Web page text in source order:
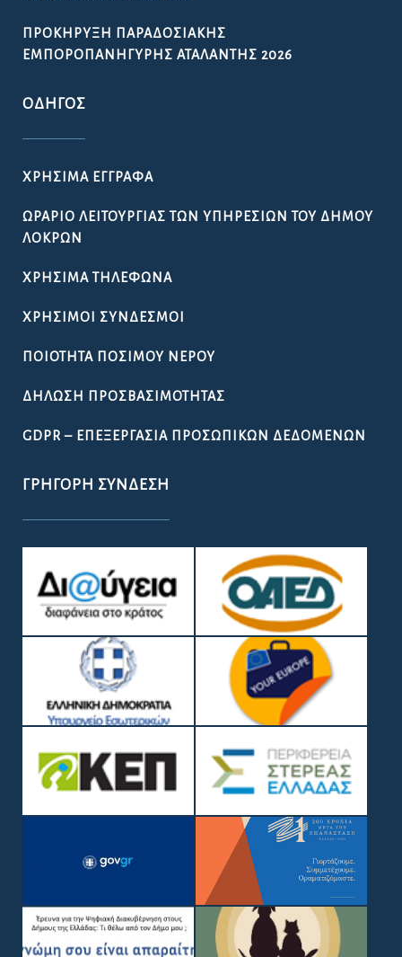
ΠΡΟΚΉΡΥΞΗ ΠΑΡΑΔΟΣΙΑΚΉΣ
ΕΜΠΟΡΟΠΑΝΉΓΥΡΗΣ ΑΤΑΛΆΝΤΗΣ 2026
ΟΔΗΓΌΣ
ΧΡΉΣΙΜΑ ΈΓΓΡΑΦΑ
ΩΡΆΡΙΟ ΛΕΙΤΟΥΡΓΊΑΣ ΤΩΝ ΥΠΗΡΕΣΙΏΝ ΤΟΥ ΔΉΜΟΥ
ΛΟΚΡΏΝ
ΧΡΉΣΙΜΑ ΤΗΛΈΦΩΝΑ
ΧΡΉΣΙΜΟΙ ΣΎΝΔΕΣΜΟΙ
ΠΟΙΌΤΗΤΑ ΠΌΣΙΜΟΥ ΝΕΡΟΎ
ΔΉΛΩΣΗ ΠΡΟΣΒΑΣΙΜΌΤΗΤΑΣ
GDPR – ΕΠΕΞΕΡΓΑΣΙΑ ΠΡΟΣΩΠΙΚΩΝ ΔΕΔΟΜΕΝΩΝ
ΓΡΉΓΟΡΗ ΣΎΝΔΕΣΗ